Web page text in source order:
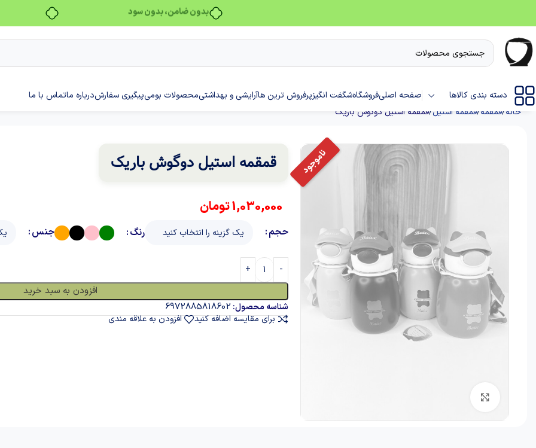
بدون ضامن، بدون سود
دسته بندی کالاها صفحه اصلیفروشگاهشگفت انگیزپرفروش ترین هاآرایشی و بهداشتیمحصولات بومیپیگیری سفارشدرباره ماتماس با ما
خانه قمقمه قمقمه استیل قمقمه استیل دوگوش باریک
قمقمه استیل دوگوش باریک
1,030,000تومان
حجم رنگ جنس
افزودن به سبد خرید
شناسه محصول: 6972885818602
برای مقایسه اضافه کنید افزودن به علاقه مندی